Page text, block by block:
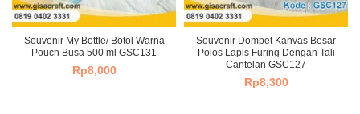
Souvenir My Bottle/ Botol Warna
Pouch Busa 500 ml GSC131
Rp8,000
Souvenir Dompet Kanvas Besar
Polos Lapis Furing Dengan Tali
Cantelan GSC127
Rp8,300